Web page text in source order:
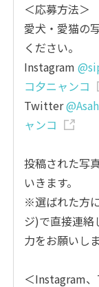
＜応募方法＞
愛犬・愛猫の
ください。
Instagram
コ夕ニャンコ
Twitter
ャンコ
投稿された写
いきます。
※選ばれた方
ジ)で直接連絡
力をお願いしま
＜Instagram